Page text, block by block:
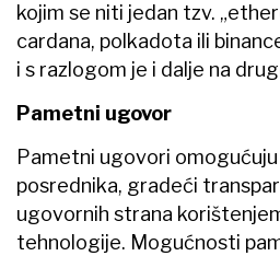
kojim se niti jedan tzv.
cardana, polkadota ili
i s razlogom je i dalje na
Pametni ugovor
Pametni ugovori omogućuju
posrednika, gradeći
ugovornih strana
tehnologije. Mogućnosti